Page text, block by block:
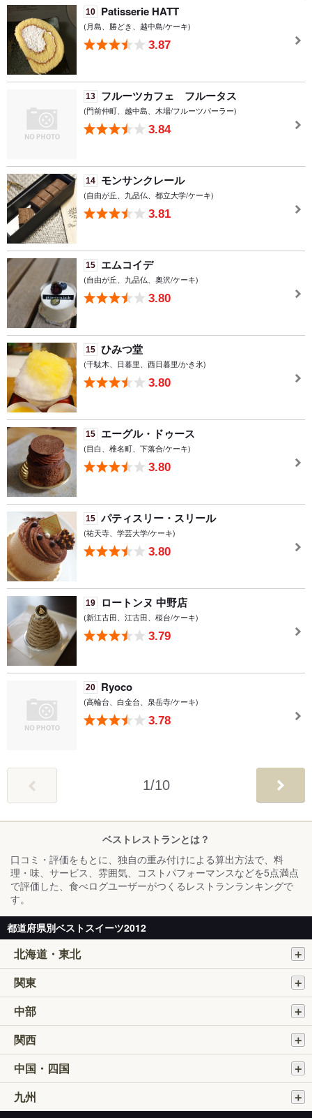
10 Patisserie HATT
(月島、勝どき、越中島/ケーキ)
3.87
13 フルーツカフェ フルータス
(門前仲町、越中島、木場/フルーツパーラー)
3.84
14 モンサンクレール
(自由が丘、九品仏、都立大学/ケーキ)
3.81
15 エムコイデ
(自由が丘、九品仏、奥沢/ケーキ)
3.80
15 ひみつ堂
(千駄木、日暮里、西日暮里/かき氷)
3.80
15 エーグル・ドゥース
(目白、椎名町、下落合/ケーキ)
3.80
15 パティスリー・スリール
(祐天寺、学芸大学/ケーキ)
3.80
19 ロートンヌ 中野店
(新江古田、江古田、桜台/ケーキ)
3.79
20 Ryoco
(高輪台、白金台、泉岳寺/ケーキ)
3.78
1/10
ベストレストランとは？
口コミ・評価をもとに、独自の重み付けによる算出方法で、料
理・味、サービス、雰囲気、コストパフォーマンスなどを5点満点
で評価した、食べログユーザーがつくるレストランランキングで
す。
都道府県別ベストスイーツ2012
北海道・東北
関東
中部
関西
中国・四国
九州